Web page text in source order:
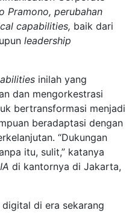
Pramono, perubahan
capabilities, baik dari
leadership
inilah yang
dan mengorkestrasi
bertransformasi menjadi
beradaptasi dengan
“Dukungan
itu, sulit,” katanya
di kantornya di Jakarta,
di era sekarang